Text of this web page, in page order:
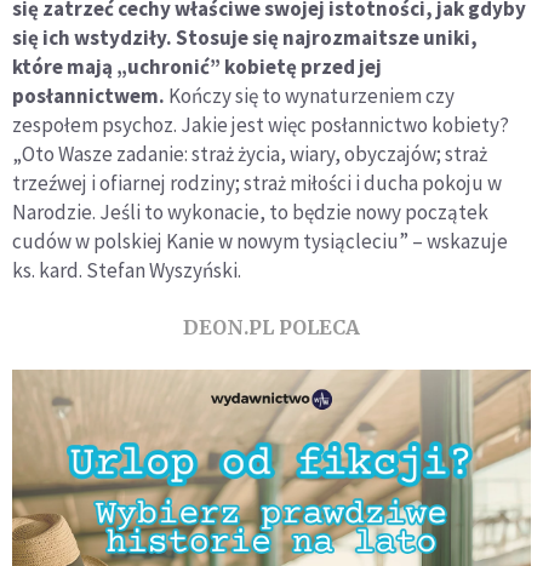
się zatrzeć cechy właściwe swojej istotności, jak gdyby
się ich wstydziły. Stosuje się najrozmaitsze uniki,
które mają „uchronić” kobietę przed jej
posłannictwem. Kończy się to wynaturzeniem czy
zespołem psychoz. Jakie jest więc posłannictwo kobiety?
„Oto Wasze zadanie: straż życia, wiary, obyczajów; straż
trzeźwej i ofiarnej rodziny; straż miłości i ducha pokoju w
Narodzie. Jeśli to wykonacie, to będzie nowy początek
cudów w polskiej Kanie w nowym tysiącleciu” – wskazuje
ks. kard. Stefan Wyszyński.
DEON.PL POLECA